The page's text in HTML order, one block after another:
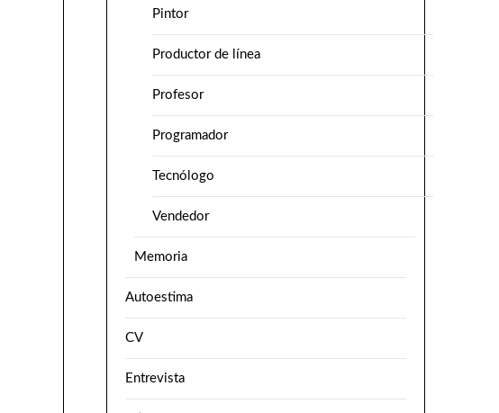
Pintor
Productor de línea
Profesor
Programador
Tecnólogo
Vendedor
Memoria
Autoestima
CV
Entrevista